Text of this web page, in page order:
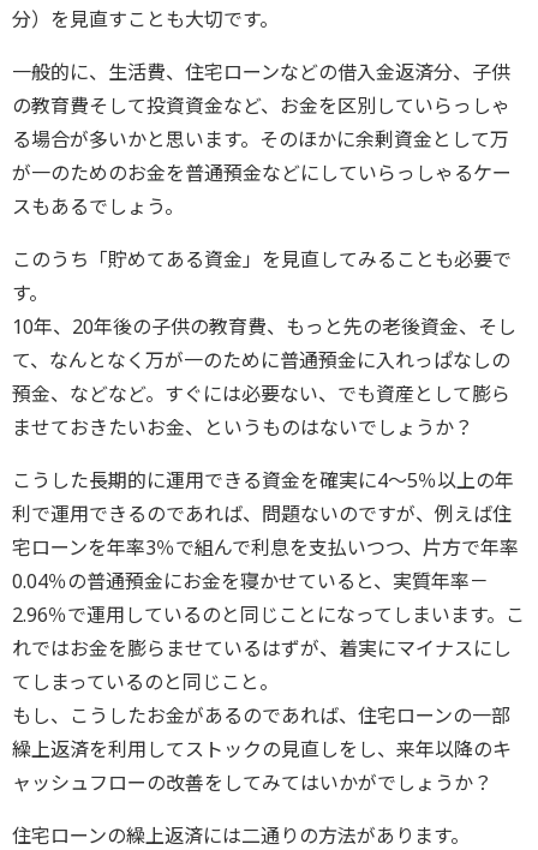
分）を見直すことも大切です。
一般的に、生活費、住宅ローンなどの借入金返済分、子供
の教育費そして投資資金など、お金を区別していらっしゃ
る場合が多いかと思います。そのほかに余剰資金として万
が一のためのお金を普通預金などにしていらっしゃるケー
スもあるでしょう。
このうち「貯めてある資金」を見直してみることも必要で
す。
10年、20年後の子供の教育費、もっと先の老後資金、そし
て、なんとなく万が一のために普通預金に入れっぱなしの
預金、などなど。すぐには必要ない、でも資産として膨ら
ませておきたいお金、というものはないでしょうか？
こうした長期的に運用できる資金を確実に4～5％以上の年
利で運用できるのであれば、問題ないのですが、例えば住
宅ローンを年率3％で組んで利息を支払いつつ、片方で年率
0.04％の普通預金にお金を寝かせていると、実質年率－
2.96％で運用しているのと同じことになってしまいます。こ
れではお金を膨らませているはずが、着実にマイナスにし
てしまっているのと同じこと。
もし、こうしたお金があるのであれば、住宅ローンの一部
繰上返済を利用してストックの見直しをし、来年以降のキ
ャッシュフローの改善をしてみてはいかがでしょうか？
住宅ローンの繰上返済には二通りの方法があります。